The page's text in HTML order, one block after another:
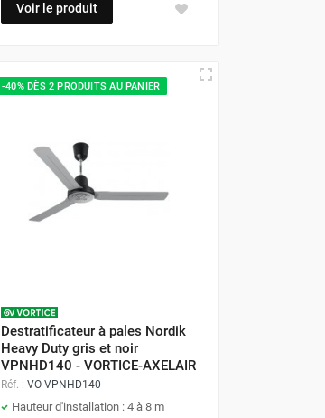
Voir le produit
-40% DÈS 2 PRODUITS AU PANIER
Destratificateur à pales Nordik
Heavy Duty gris et noir
VPNHD140 - VORTICE-AXELAIR
Réf. : VO VPNHD140
Hauteur d'installation : 4 à 8 m